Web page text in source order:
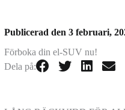
Publicerad den 3 februari,
Förboka din el-SUV nu!
Dela på: